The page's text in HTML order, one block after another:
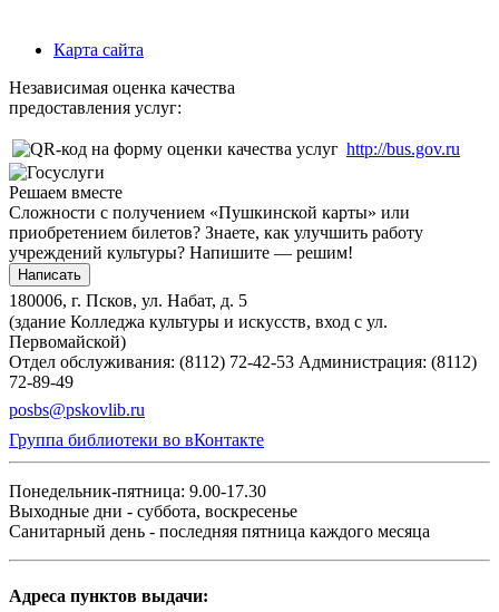
Карта сайта
Независимая оценка качества
предоставления услуг:
http://bus.gov.ru
Решаем вместе
Сложности с получением «Пушкинской карты» или
приобретением билетов? Знаете, как улучшить работу
учреждений культуры? Напишите — решим!
Написать
180006, г. Псков, ул. Набат, д. 5
(здание Колледжа культуры и искусств, вход с ул.
Первомайской)
Отдел обслуживания: (8112) 72-42-53 Администрация: (8112)
72-89-49
posbs@pskovlib.ru
Группа библиотеки во вКонтакте
Понедельник-пятница: 9.00-17.30
Выходные дни - суббота, воскресенье
Санитарный день - последняя пятница каждого месяца
Адреса пунктов выдачи: